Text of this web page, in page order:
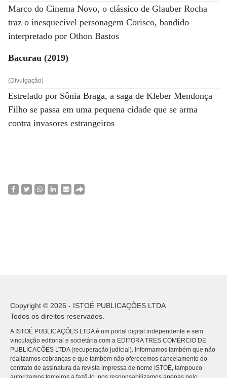
Marco do Cinema Novo, o clássico de Glauber Rocha
traz o inesquecível personagem Corisco, bandido
interpretado por Othon Bastos
Bacurau (2019)
(Divulgação)
Estrelado por Sônia Braga, a saga de Kleber Mendonça
Filho se passa em uma pequena cidade que se arma
contra invasores estrangeiros
Copyright © 2026 - ISTOÉ PUBLICAÇÕES LTDA
Todos os direitos reservados.
A ISTOÉ PUBLICAÇÕES LTDA é um portal digital independente e sem
vinculação editorial e societária com a EDITORA TRES COMÉRCIO DE
PUBLICACÕES LTDA (recuperação judicial). Informamos também que não
realizamos cobranças e que também não oferecemos cancelamento do
contrato de assinatura da revista impressa de nome ISTOÉ, tampouco